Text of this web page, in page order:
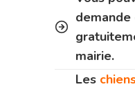
demande
mairie.
Les